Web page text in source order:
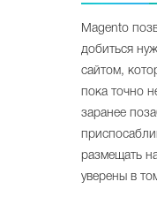
Magento
добиться
сайтом,
пока точно
заранее
размещать
уверены в